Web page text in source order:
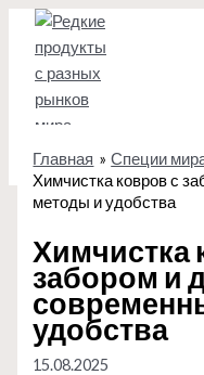
Перейти
содержимому
Главная
Специи
Химчистка ковров с
методы и удобства
Химчистка
забором и
удобства
15.08.2025